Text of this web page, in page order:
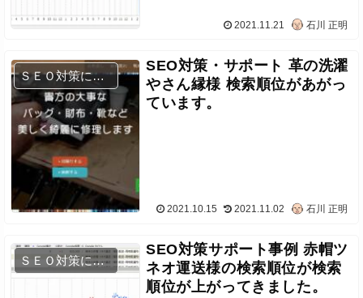
2021.11.21 石川 正明
ＳＥＯ対策について
SEO対策・サポート 革の洗濯
やさん縁様 検索順位があがっ
ています。
2021.10.15 2021.11.02 石川 正明
ＳＥＯ対策について
SEO対策サポート事例 赤帽ツ
ネオ運送様の検索順位が検索
順位が上がってきました。